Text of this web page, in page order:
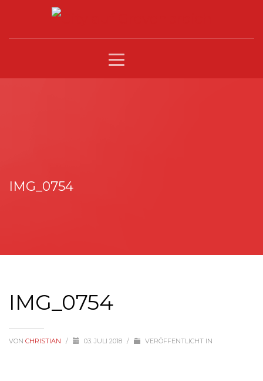
IMG_0754
IMG_0754
VON CHRISTIAN / 03. JULI 2018 / VERÖFFENTLICHT IN